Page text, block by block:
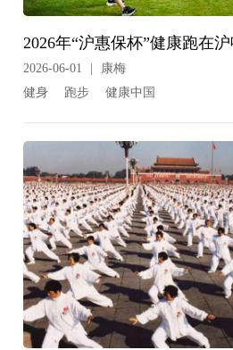
2026年“沪惠保杯”健康跑在
2026-06-01 |
康梅
健身
跑步 健康中国